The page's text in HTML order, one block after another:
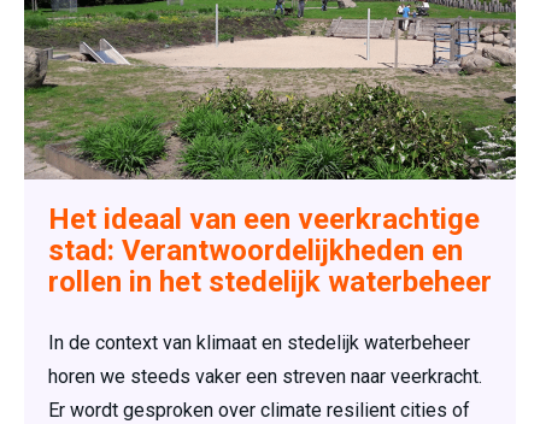
Het ideaal van een veerkrachtige
stad: Verantwoordelijkheden en
rollen in het stedelijk waterbeheer
In de context van klimaat en stedelijk waterbeheer
horen we steeds vaker een streven naar veerkracht.
Er wordt gesproken over climate resilient cities of